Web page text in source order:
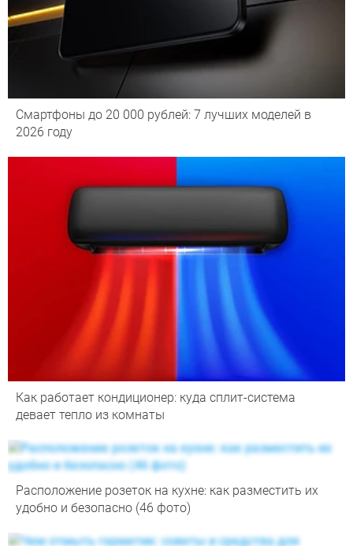
Смартфоны до 20 000 рублей: 7 лучших моделей в
2026 году
Как работает кондиционер: куда сплит-система
девает тепло из комнаты
Расположение розеток на кухне: как разместить их
удобно и безопасно (46 фото)